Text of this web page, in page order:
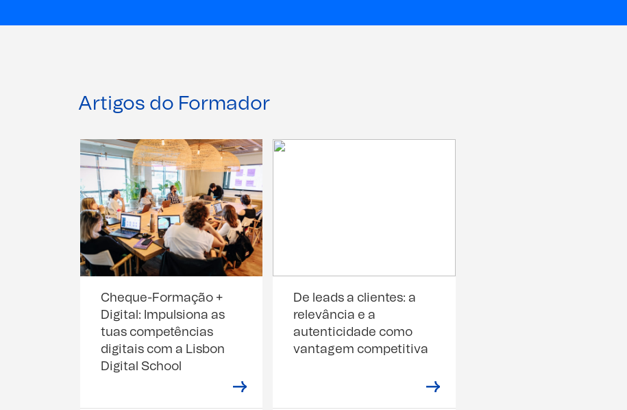
Artigos do Formador
Cheque-Formação +
Digital: Impulsiona as
tuas competências
digitais com a Lisbon
Digital School
De leads a clientes: a
relevância e a
autenticidade como
vantagem competitiva